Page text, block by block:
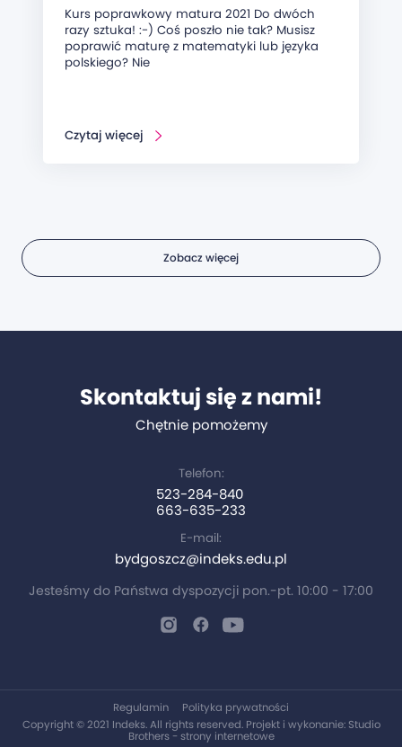
Kurs poprawkowy matura 2021 Do dwóch
razy sztuka! :-) Coś poszło nie tak? Musisz
poprawić maturę z matematyki lub języka
polskiego? Nie
Czytaj więcej
Zobacz więcej
Skontaktuj się z nami!
Chętnie pomożemy
Telefon:
523-284-840
663-635-233
E-mail:
bydgoszcz@indeks.edu.pl
Jesteśmy do Państwa dyspozycji pon.-pt. 10:00 - 17:00
Regulamin
Polityka prywatności
Copyright © 2021 Indeks. All rights reserved. Projekt i wykonanie: Studio
Brothers - strony internetowe